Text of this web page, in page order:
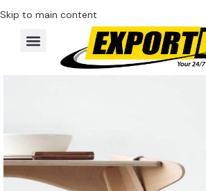
Skip to main content